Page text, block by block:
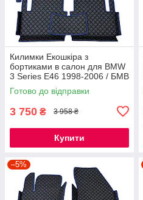
Килимки Екошкіра з
бортиками в салон для BMW
3 Series E46 1998-2006 / БМВ
Е46 килимки
Готово до відправки
3 750 ₴ 3 958 ₴
Купити
–5%